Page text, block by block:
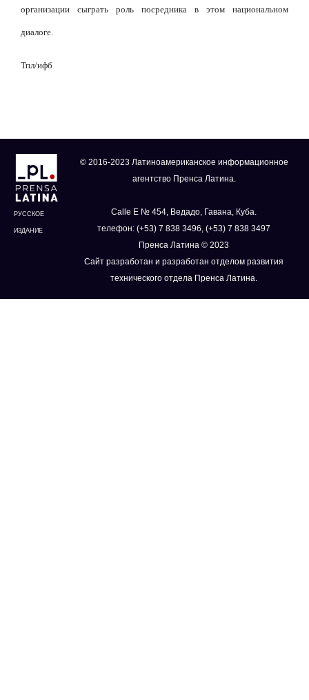
организации сыграть роль посредника в этом национальном
диалоге.
Тпл/ифб
РУССКОЕ
ИЗДАНИЕ
© 2016-2023 Латиноамериканское информационное
агентство Пренса Латина.
Calle E № 454, Ведадо, Гавана, Куба.
телефон: (+53) 7 838 3496, (+53) 7 838 3497
Пренса Латина © 2023
Сайт разработан и разработан отделом развития
технического отдела Пренса Латина.